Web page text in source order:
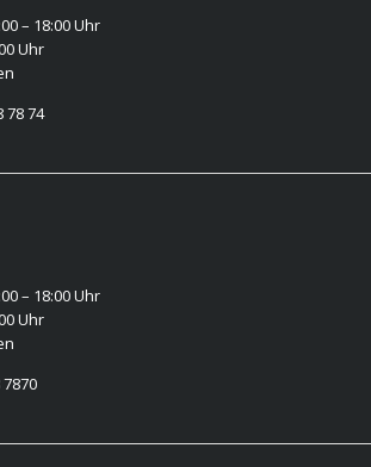
– 18:00 Uhr
Uhr
78 74
– 18:00 Uhr
Uhr